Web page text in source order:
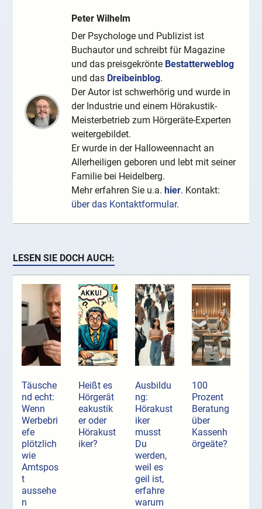
Peter Wilhelm
Der Psychologe und Publizist ist
Buchautor und schreibt für Magazine
und das preisgekrönte Bestatterweblog
und das Dreibeinblog.
Der Autor ist schwerhörig und wurde in
der Industrie und einem Hörakustik-
Meisterbetrieb zum Hörgeräte-Experten
weitergebildet.
Er wurde in der Halloweennacht an
Allerheiligen geboren und lebt mit seiner
Familie bei Heidelberg.
Mehr erfahren Sie u.a.hier. Kontakt:
über das Kontaktformular.
LESEN SIE DOCH AUCH:
Täusche
nd echt:
Wenn
Werbebri
efe
plötzlich
wie
Amtspos
t
aussehe
n
Heißt es
Hörgerät
eakustik
er oder
Hörakust
iker?
Ausbildu
ng:
Hörakust
iker
musst
Du
werden,
weil es
geil ist,
erfahre
warum
100
Prozent
Beratung
über
Kassenh
örgeäte?